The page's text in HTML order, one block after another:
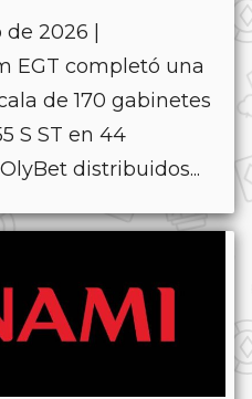
2026 |
EGT completó una
de 170 gabinetes
S ST en 44
distribuidos...